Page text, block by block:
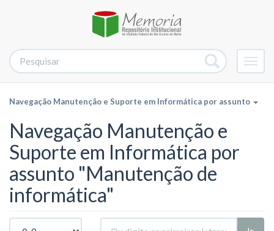
Navegação Manutenção e Suporte em Informática por assunto
Navegação Manutenção e
Suporte em Informática por
assunto "Manutenção de
informática"